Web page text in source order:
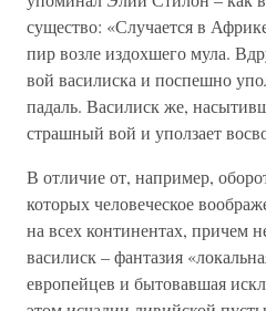
существо: «Случается в
пир возле издохшего мула.
вой василиска и поспешно
падаль. Василиск же,
страшный вой и уползает
В отличие от, например,
которых человеческое
на всех континентах, причем
василиск – фантазия
европейцев и бытовавшая